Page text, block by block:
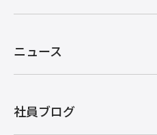
ニュース
社員ブログ